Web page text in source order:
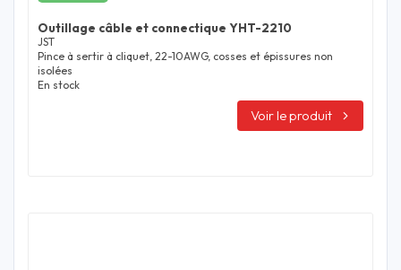
Outillage câble et connectique YHT-2210
JST
Pince à sertir à cliquet, 22-10AWG, cosses et épissures non
isolées
En stock
Voir le produit